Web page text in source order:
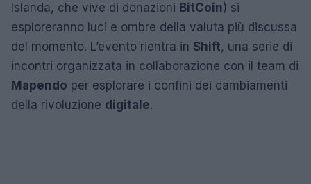
Islanda, che vive di donazioni BitCoin) si
esploreranno luci e ombre della valuta più discussa
del momento. L’evento rientra in Shift, una serie di
incontri organizzata in collaborazione con il team di
Mapendo per esplorare i confini dei cambiamenti
della rivoluzione digitale.